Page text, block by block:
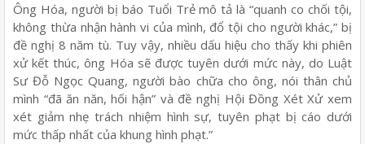
Ông Hóa, người bị báo Tuổi Trẻ mô tả là “quanh co chối tội,
không thừa nhận hành vi của mình, đổ tội cho người khác,” bị
đề nghị 8 năm tù. Tuy vậy, nhiều dấu hiệu cho thấy khi phiên
xử kết thúc, ông Hóa sẽ được tuyên dưới mức này, do Luật
Sư Đỗ Ngọc Quang, người bào chữa cho ông, nói thân chủ
mình “đã ăn năn, hối hận” và đề nghị Hội Đồng Xét Xử xem
xét giảm nhẹ trách nhiệm hình sự, tuyên phạt bị cáo dưới
mức thấp nhất của khung hình phạt.”